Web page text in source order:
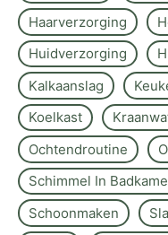
Haarverzorging
Huidverzorging
Kalkaanslag
Koelkast
Ochtendroutine
Schimmel In
Schoonmaken